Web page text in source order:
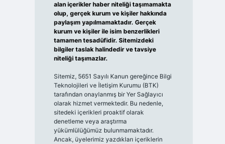
alan içerikler haber niteliği taşımamakta
olup, gerçek kurum ve kişiler hakkında
paylaşım yapılmamaktadır. Gerçek
kurum ve kişiler ile isim benzerlikleri
tamamen tesadüfidir. Sitemizdeki
bilgiler taslak halindedir ve tavsiye
niteliği taşımazlar.
Sitemiz, 5651 Sayılı Kanun gereğince Bilgi
Teknolojileri ve İletişim Kurumu (BTK)
tarafından onaylanmış bir Yer Sağlayıcı
olarak hizmet vermektedir. Bu nedenle,
sitedeki içerikleri proaktif olarak
denetleme veya araştırma
yükümlülüğümüz bulunmamaktadır.
Ancak, üyelerimiz yazdıkları içeriklerin